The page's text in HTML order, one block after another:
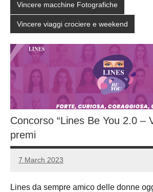
Vincere macchine Fotografiche
Vincere viaggi crociere e weekend
Concorso “Lines Be You 2.0 –
premi
7 March 2023
Luca
No
Lines da sempre amico delle donne